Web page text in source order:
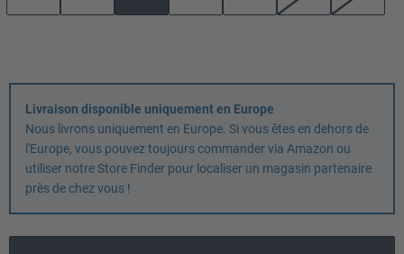
Livraison disponible uniquement en Europe
Nous livrons uniquement en Europe. Si vous êtes en dehors de
l'Europe, vous pouvez toujours commander via Amazon ou
utiliser notre Store Finder pour localiser un magasin partenaire
près de chez vous !